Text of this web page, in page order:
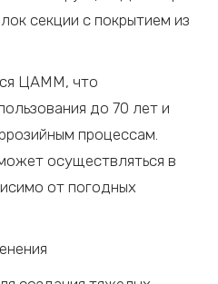
секции с покрытием из
ЦАММ, что
до 70 лет и
процессам.
осуществляться в
от погодных